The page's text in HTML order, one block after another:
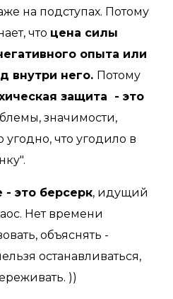
на подступах. Потому
что цена силы
опыта или
внутри него. Потому
защита - это
значимости,
что угодило в
- это берсерк, идущий
Нет времени
объяснять -
останавливаться,
))